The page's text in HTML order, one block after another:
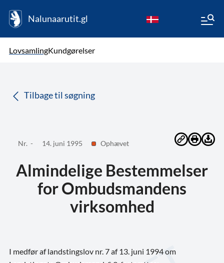
Nalunaarutit.gl
LovsamlingKundgørelser
Tilbage til søgning
Nr. - 14. juni 1995 Ophævet
Almindelige Bestemmelser
for Ombudsmandens
virksomhed
I medfør af landstingslov nr. 7 af 13. juni 1994 om